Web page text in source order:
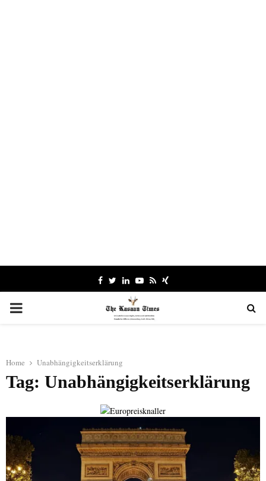
Facebook
TwitterLinkedinYoutube
RssXing
PRIMARY
Home Unabhängigkeitserklärung
Tag: Unabhängigkeitserklärung